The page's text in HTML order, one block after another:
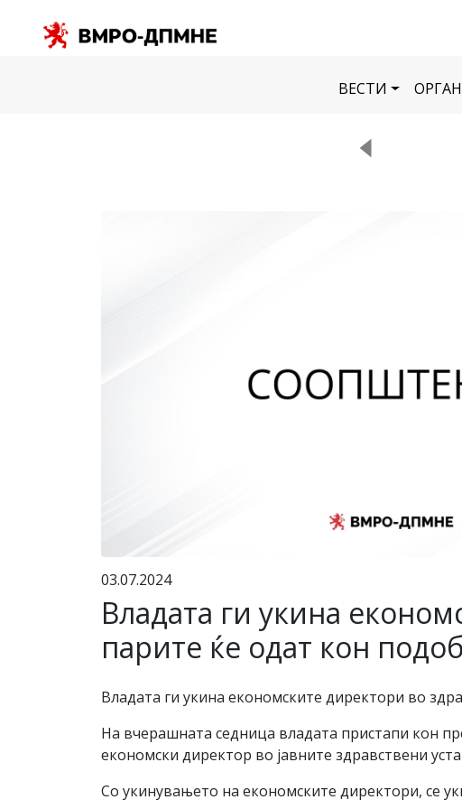
ВЕСТИ
03.07.2024
Владата ги укина
парите ќе одат кон
Владата ги укина економските директори во
На вчерашната седница владата пристапи кон
економски директор во јавните здравствени
Со укинувањето на економските директори, се